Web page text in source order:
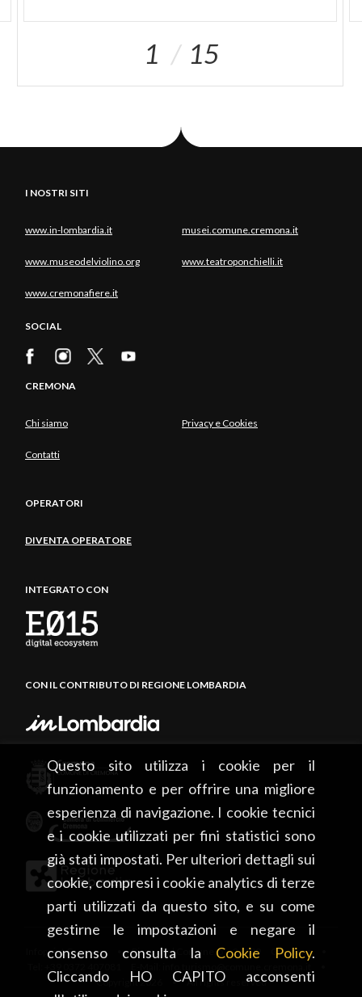
Questo sito utilizza i cookie per il
funzionamento e per offrire una migliore
esperienza di navigazione. I cookie tecnici
e i cookie utilizzati per fini statistici sono
già stati impostati. Per ulteriori dettagli sui
cookie, compresi i cookie analytics di terze
parti utilizzati da questo sito, e su come
gestirne le impostazioni e negare il
consenso consulta la Cookie Policy.
Cliccando HO CAPITO acconsenti
1 15
I NOSTRI SITI
www.in-lombardia.it musei.comune.cremona.it
www.museodelviolino.org www.teatroponchielli.it
www.cremonafiere.it
SOCIAL
CREMONA
Chi siamo Privacy e Cookies
Contatti
OPERATORI
DIVENTA OPERATORE
INTEGRATO CON
CON IL CONTRIBUTO DI REGIONE LOMBARDIA
Infopoint Cremona • Piazza del Comune, 5 – 26100 Cremona •
Copyright 2026 • All rights reserved